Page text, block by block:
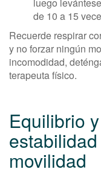
luego
de 10 a 15
Recuerde respirar
y no forzar ningún
incomodidad,
terapeuta físico.
Equilibrio
movilidad